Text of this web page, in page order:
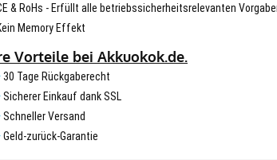
& RoHs - Erfüllt alle betriebssicherheitsrelevanten
Memory Effekt
Vorteile bei Akkuokok.de.
30 Tage Rückgaberecht
Sicherer Einkauf dank SSL
Schneller Versand
Geld-zurück-Garantie